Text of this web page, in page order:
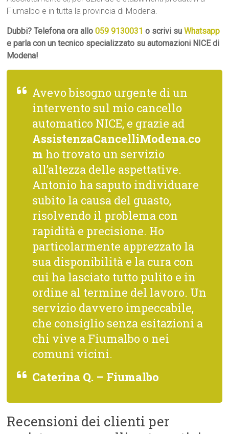
Fiumalbo e in tutta la provincia di Modena.
Dubbi? Telefona ora allo059 9130031 o scrivi suWhatsapp
e parla con un tecnico specializzato su automazioni NICE di
Modena!
Avevo bisogno urgente di un
intervento sul mio cancello
automatico NICE, e grazie ad
AssistenzaCancelliModena.co
m ho trovato un servizio
all’altezza delle aspettative.
Antonio ha saputo individuare
subito la causa del guasto,
risolvendo il problema con
rapidità e precisione. Ho
particolarmente apprezzato la
sua disponibilità e la cura con
cui ha lasciato tutto pulito e in
ordine al termine del lavoro. Un
servizio davvero impeccabile,
che consiglio senza esitazioni a
chi vive a Fiumalbo o nei
comuni vicini.
Caterina Q. – Fiumalbo
Recensioni dei clienti per